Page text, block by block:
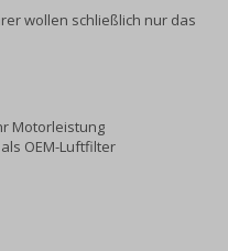
wollen schließlich nur das
Motorleistung
OEM-Luftfilter